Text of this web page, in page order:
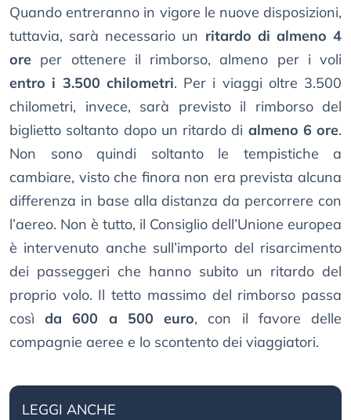
Quando entreranno in vigore le nuove disposizioni,
tuttavia, sarà necessario un ritardo di almeno 4
ore per ottenere il rimborso, almeno per i voli
entro i 3.500 chilometri. Per i viaggi oltre 3.500
chilometri, invece, sarà previsto il rimborso del
biglietto soltanto dopo un ritardo di almeno 6 ore.
Non sono quindi soltanto le tempistiche a
cambiare, visto che finora non era prevista alcuna
differenza in base alla distanza da percorrere con
l’aereo. Non è tutto, il Consiglio dell’Unione europea
è intervenuto anche sull’importo del risarcimento
dei passeggeri che hanno subito un ritardo del
proprio volo. Il tetto massimo del rimborso passa
cosìda 600 a 500 euro, con il favore delle
compagnie aeree e lo scontento dei viaggiatori.
LEGGI ANCHE